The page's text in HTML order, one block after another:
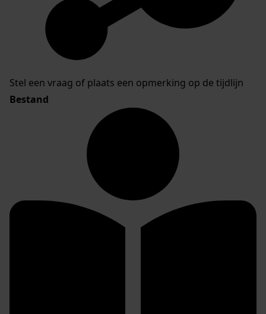
Stel een vraag of plaats een opmerking op de tijdlijn
Bestand